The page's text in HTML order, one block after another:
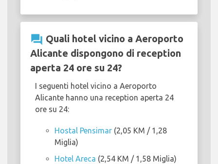
question_answer Quali hotel vicino a Aeroporto
Alicante dispongono di reception
aperta 24 ore su 24?
I seguenti hotel vicino a Aeroporto
Alicante hanno una reception aperta 24
ore su 24:
Hostal Pensimar (2,05 KM / 1,28
Miglia)
Hotel Areca (2,54 KM / 1,58 Miglia)